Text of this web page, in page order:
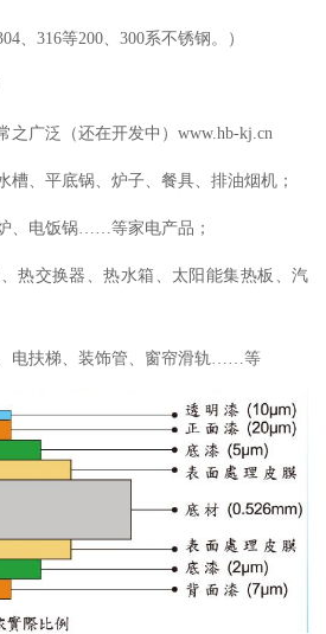
、316等200、300系不锈钢。）
之广泛（还在开发中） www.hb-kj.cn
槽、平底锅、炉子、餐具、排油烟机；
、电饭锅……等家电产品；
热交换器、热水箱、太阳能集热板、汽
电扶梯、装饰管、窗帘滑轨……等